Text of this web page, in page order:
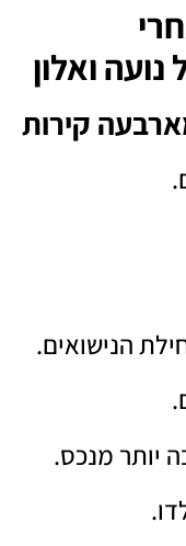
ואלון
קירות
הנישואים.
יותר מנכס.